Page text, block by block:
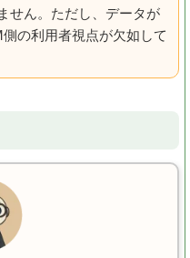
せん。ただし、データが
の利用者視点が欠如して